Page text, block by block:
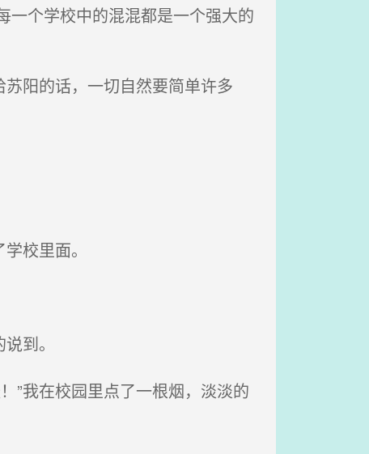
个学校中的混混都是一个强大的
阳的话，一切自然要简单许多
校里面。
到。
”我在校园里点了一根烟，淡淡的